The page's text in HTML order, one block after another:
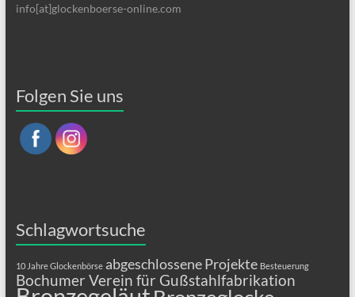
info[at]glockenboerse-online.com
Folgen Sie uns
Schlagwortsuche
10 Jahre Glockenbörse abgeschlossene Projekte Besteuerung
Bochumer Verein für Gußstahlfabrikation